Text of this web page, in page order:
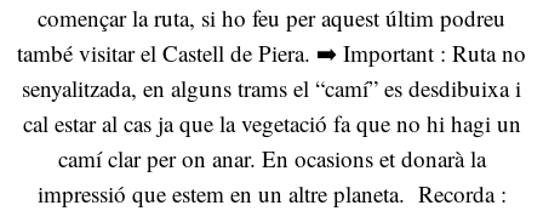
començar la ruta, si ho feu per aquest últim podreu
també visitar el Castell de Piera. ➡️ Important : Ruta no
senyalitzada, en alguns trams el “camí” es desdibuixa i
cal estar al cas ja que la vegetació fa que no hi hagi un
camí clar per on anar. En ocasions et donarà la
impressió que estem en un altre planeta. Recorda :